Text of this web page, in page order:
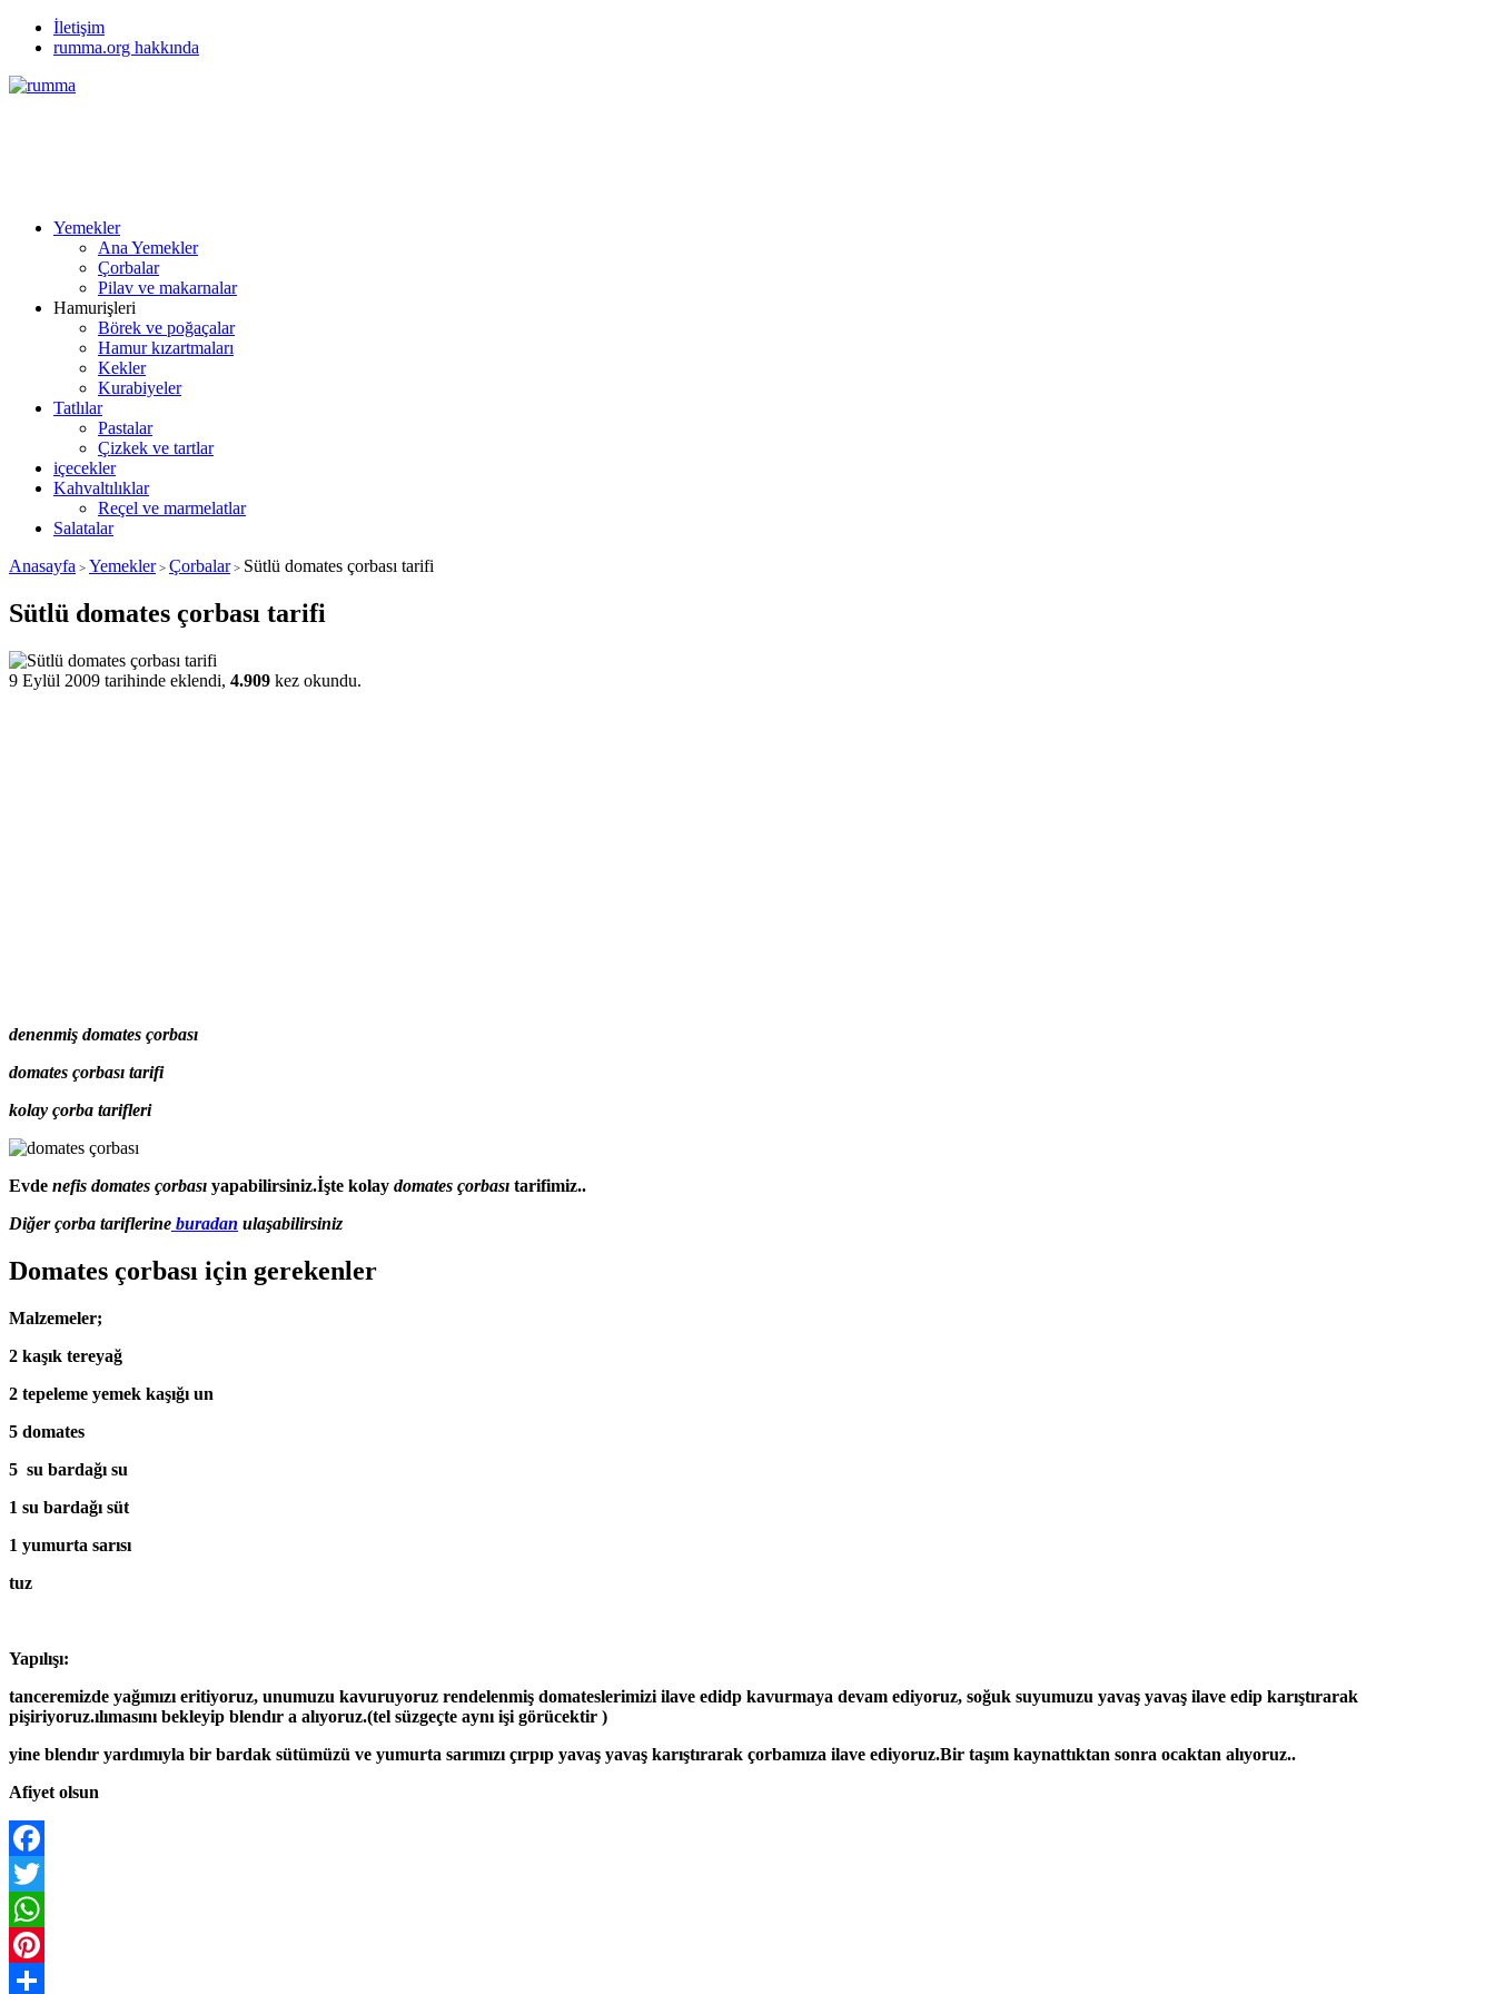
İletişim
rumma.org hakkında
Yemekler
Ana Yemekler
Çorbalar
Pilav ve makarnalar
Hamurişleri
Börek ve poğaçalar
Hamur kızartmaları
Kekler
Kurabiyeler
Tatlılar
Pastalar
Çizkek ve tartlar
içecekler
Kahvaltılıklar
Reçel ve marmelatlar
Salatalar
Anasayfa > Yemekler> Çorbalar> Sütlü domates çorbası tarifi
Sütlü domates çorbası tarifi
9 Eylül 2009 tarihinde eklendi, 4.909 kez okundu.
denenmiş domates çorbası
domates çorbası tarifi
kolay çorba tarifleri
Evde nefis domates çorbası yapabilirsiniz.İşte kolay domates çorbası tarifimiz..
Diğer çorba tariflerine buradan ulaşabilirsiniz
Domates çorbası için gerekenler
Malzemeler;
2 kaşık tereyağ
2 tepeleme yemek kaşığı un
5 domates
5 su bardağı su
1 su bardağı süt
1 yumurta sarısı
tuz
Yapılışı:
tanceremizde yağımızı eritiyoruz, unumuzu kavuruyoruz rendelenmiş domateslerimizi ilave edidp kavurmaya devam ediyoruz, soğuk suyumuzu yavaş yavaş ilave edip karıştırarak
pişiriyoruz.ılımasını bekleyip blendır a alıyoruz.(tel süzgeçte aynı işi görücektir )
yine blendır yardımıyla bir bardak sütümüzü ve yumurta sarımızı çırpıp yavaş yavaş karıştırarak çorbamıza ilave ediyoruz.Bir taşım kaynattıktan sonra ocaktan alıyoruz..
Afiyet olsun
Facebook
Twitter
WhatsApp
Pinterest